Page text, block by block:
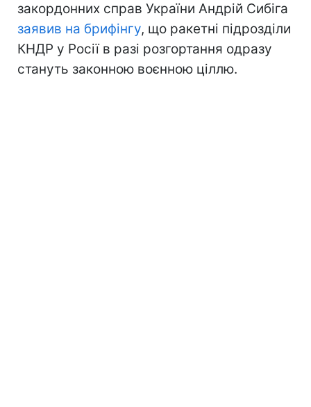
закордонних справ України Андрій Сибіга
заявив на брифінгу, що ракетні підрозділи
КНДР у Росії в разі розгортання одразу
стануть законною воєнною ціллю.